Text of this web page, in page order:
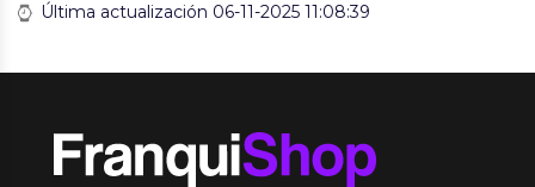
Última actualización 06-11-2025 11:08:39